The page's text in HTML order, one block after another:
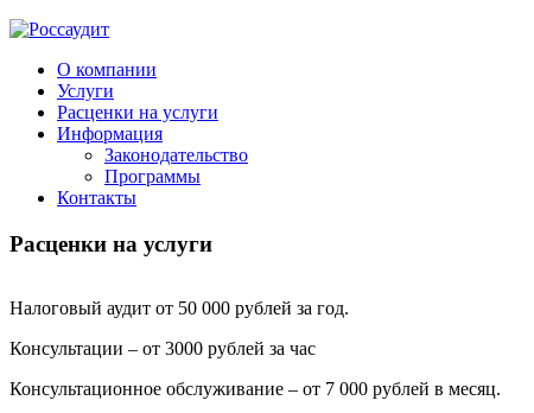
О компании
Услуги
Расценки на услуги
Информация
Законодательство
Программы
Контакты
Расценки на услуги
Налоговый аудит от 50 000 рублей за год.
Консультации – от 3000 рублей за час
Консультационное обслуживание – от 7 000 рублей в месяц.